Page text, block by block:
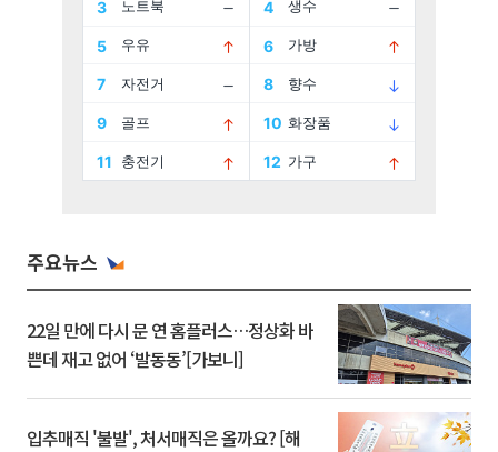
주요뉴스
22일 만에 다시 문 연 홈플러스…정상화 바
쁜데 재고 없어 ‘발동동’[가보니]
입추매직 '불발', 처서매직은 올까요? [해